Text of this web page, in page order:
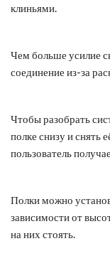
клиньями.
Чем больше усилие
соединение из-за
Чтобы разобрать
полке снизу и снять
пользователь
Полки можно
зависимости от
на них стоять.